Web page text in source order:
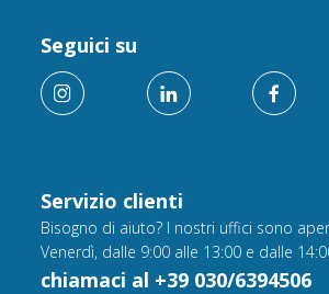
Servizio clienti
Bisogno di aiuto? I nostri uffici sono
Venerdì, dalle 9:00 alle 13:00 e dalle
chiamaci al +39 030/6394506
Seguici su